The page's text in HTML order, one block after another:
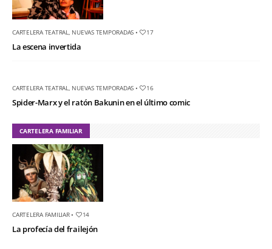
CARTELERA TEATRAL NUEVAS TEMPORADAS • 17
La escena invertida
CARTELERA TEATRAL NUEVAS TEMPORADAS • 16
Spider-Marx y el ratón Bakunin en el último comic
CARTELERA FAMILIAR
CARTELERA FAMILIAR• 14
La profecía del frailejón